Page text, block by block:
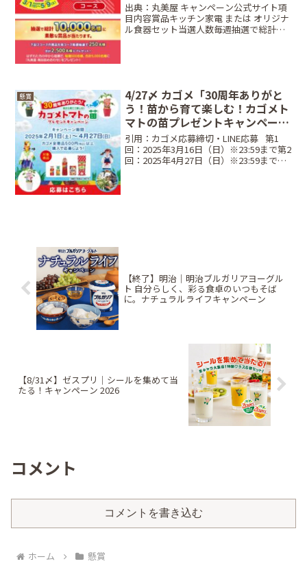
出典：丸美屋 キャンペーン公式サイト項
目内容賞品キッチン家電 または オリジナ
ル食器セット当選人数毎週抽選で総計
懸賞
4/27〆 カゴメ「30周年ありがと
う！苗から育て楽しむ！カゴメト
マトの苗プレゼントキャンペー
ン」
引用：カゴメ応募締切・LINE応募⠀第1
回：2025年3月16日（日）※23:59まで第2
回：2025年4月27日（日）※23:59まで・
【終了】明治｜明治ブルガリアヨーグル
ト 自分らしく、彩る食卓のいつもそば
に。ナチュラルライフキャンペーン
【8/31〆】ゼスプリ｜シールを集めて当
たる！キャンペーン 2026
コメント
コメントを書き込む
ホーム 懸賞